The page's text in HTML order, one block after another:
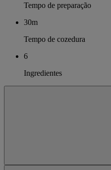
Tempo de preparação
30m
Tempo de cozedura
6
Ingredientes